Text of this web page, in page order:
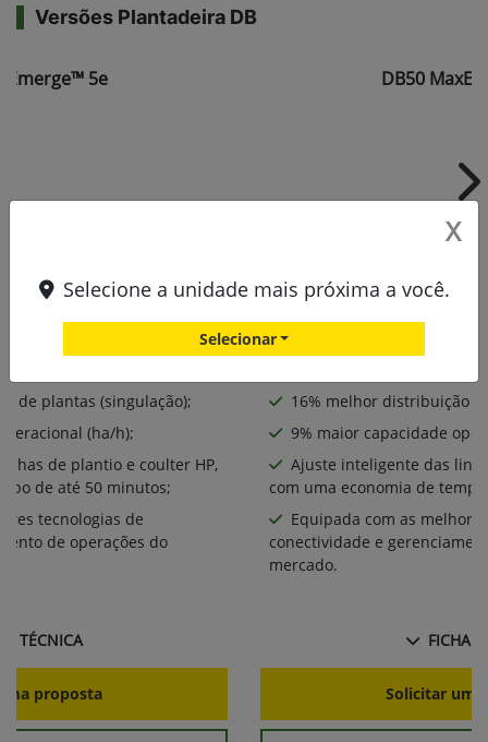
Versões Plantadeira DB
5e
de plantas (singulação);
(ha/h);
de plantio e coulter HP,
de até 50 minutos;
tecnologias de
de operações do
TÉCNICA
proposta
DB50
16% melhor distribuição
9% maior capacidade
Ajuste inteligente das
com uma economia de
Equipada com as
conectividade e
mercado.
FICHA
Solicitar
X
Selecione a unidade mais próxima a você.
Selecionar